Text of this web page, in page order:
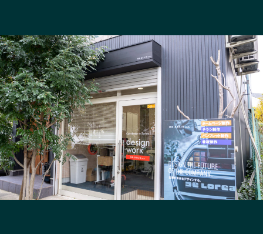
静岡エリア
愛知エリア
三重エリア
滋賀エリア
京都エリア
大阪市エリア
北摂エリア
堺・泉州エリア
河内エリア
兵庫エリア
奈良エリア
和歌山エリア
鳥取エリア
島根エリア
岡山エリア
広島エリア
山口エリア
徳島エリア